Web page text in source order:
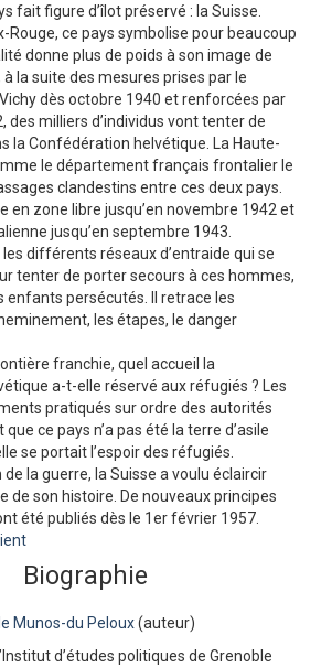
fait figure d’îlot préservé : la Suisse.
Rouge, ce pays symbolise pour beaucoup
donne plus de poids à son image de
à la suite des mesures prises par le
dès octobre 1940 et renforcées par
des milliers d’individus vont tenter de
la Confédération helvétique. La Haute-
le département français frontalier le
clandestins entre ces deux pays.
en zone libre jusqu’en novembre 1942 et
jusqu’en septembre 1943.
différents réseaux d’entraide qui se
tenter de porter secours à ces hommes,
enfants persécutés. Il retrace les
les étapes, le danger
franchie, quel accueil la
a-t-elle réservé aux réfugiés ? Les
pratiqués sur ordre des autorités
ce pays n’a pas été la terre d’asile
se portait l’espoir des réfugiés.
la guerre, la Suisse a voulu éclaircir
de son histoire. De nouveaux principes
été publiés dès le 1er février 1957.
Biographie
Munos-du Peloux(auteur)
d’études politiques de Grenoble